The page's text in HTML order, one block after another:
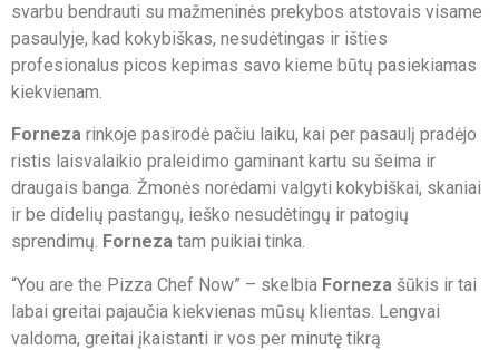
svarbu bendrauti su mažmeninės prekybos atstovais visame
pasaulyje, kad kokybiškas, nesudėtingas ir išties
profesionalus picos kepimas savo kieme būtų pasiekiamas
kiekvienam.
Forneza rinkoje pasirodė pačiu laiku, kai per pasaulį pradėjo
ristis laisvalaikio praleidimo gaminant kartu su šeima ir
draugais banga. Žmonės norėdami valgyti kokybiškai, skaniai
ir be didelių pastangų, ieško nesudėtingų ir patogių
sprendimų. Forneza tam puikiai tinka.
“You are the Pizza Chef Now” – skelbia Forneza šūkis ir tai
labai greitai pajaučia kiekvienas mūsų klientas. Lengvai
valdoma, greitai įkaistanti ir vos per minutę tikrą